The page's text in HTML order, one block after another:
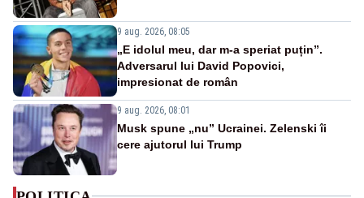
9 aug. 2026, 08:05
„E idolul meu, dar m-a speriat puțin”.
Adversarul lui David Popovici,
impresionat de român
9 aug. 2026, 08:01
Musk spune „nu” Ucrainei. Zelenski îi
cere ajutorul lui Trump